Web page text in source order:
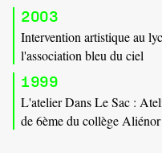
2003
Intervention artistique au
l'association bleu du ciel
1999
L'atelier Dans Le Sac :
de 6ème du collège